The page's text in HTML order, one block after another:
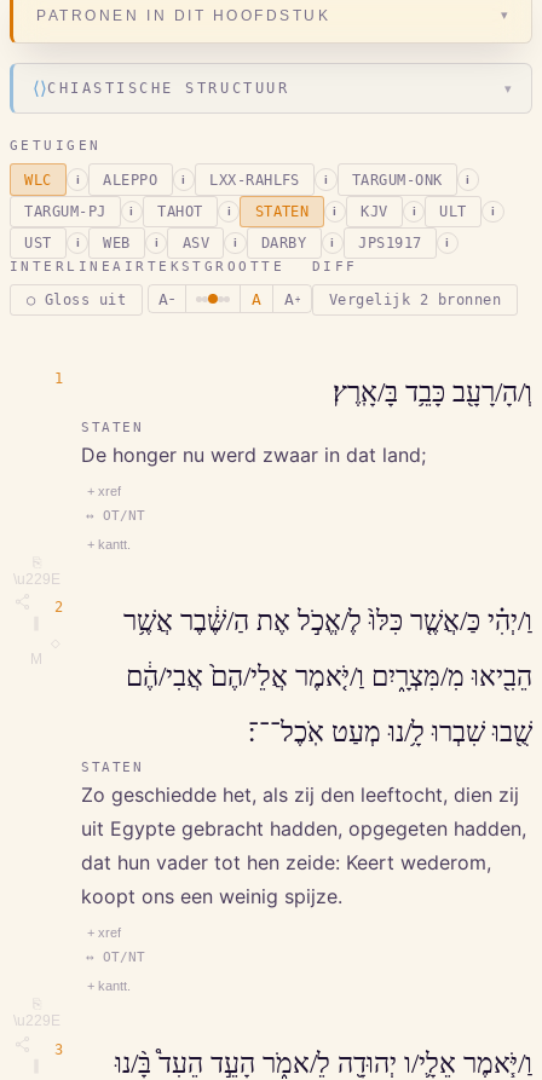
PATRONEN IN DIT HOOFDSTUK ▾
⟨⟩CHIASTISCHE STRUCTUUR ▾
GETUIGEN
WLC i ALEPPO i LXX-RAHLFS i TARGUM-ONK i
TARGUM-PJ i TAHOT i STATEN i KJV i ULT i
UST i WEB i ASV i DARBY i JPS1917 i
INTERLINEAIR
○ Gloss uit
TEKSTGROOTTE
A − A A +
DIFF
Vergelijk 2 bronnen
1
⎘
\u229E
M
וְ/הָ/רָעָ֖ב כָּבֵ֥ד בָּ/אָֽרֶץ׃
STATEN
De honger nu werd zwaar in dat land;
+ xref
↔ OT/NT
+ kantt.
2
⎘
\u229E
וַ/יְהִ֗י כַּ/אֲשֶׁ֤ר כִּלּוּ֙ לֶ/אֱכֹ֣ל אֶת הַ/שֶּׁ֔בֶר אֲשֶׁ֥ר
הֵבִ֖יאוּ מִ/מִּצְרָ֑יִם וַ/יֹּ֤אמֶר אֲלֵי/הֶם֙ אֲבִי/הֶ֔ם
שֻׁ֖בוּ שִׁבְרוּ לָ֥/נוּ מְעַט אֹֽכֶל־־־׃
STATEN
Zo geschiedde het, als zij den leeftocht, dien zij
uit Egypte gebracht hadden, opgegeten hadden,
dat hun vader tot hen zeide: Keert wederom,
koopt ons een weinig spijze.
+ xref
↔ OT/NT
+ kantt.
3
וַ/יֹּ֧אמֶר אֵלָ֛י/ו יְהוּדָ֖ה לֵ/אמֹ֑ר הָעֵ֣ד הֵעִד֩ בָּ֨/נוּ